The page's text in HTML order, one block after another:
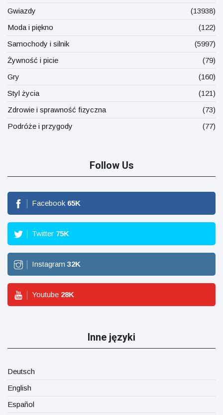
Gwiazdy
(13938)
Moda i piękno
(122)
Samochody i silnik
(5997)
Żywność i picie
(79)
Gry
(160)
Styl życia
(121)
Zdrowie i sprawność fizyczna
(73)
Podróże i przygody
(77)
Follow Us
Facebook 65K
Twitter 75K
Instagram 32K
Youtube 28K
Inne języki
Deutsch
English
Español